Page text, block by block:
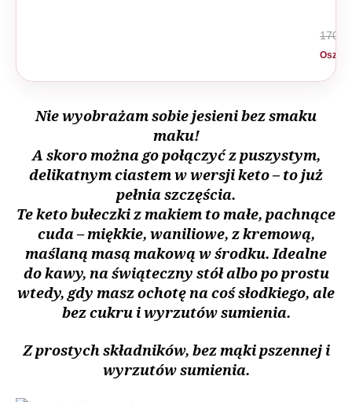
170 zł
Nie wyobrażam sobie jesieni bez smaku
maku!
A skoro można go połączyć z puszystym,
delikatnym ciastem w wersji keto – to już
pełnia szczęścia.
Te keto bułeczki z makiem to małe, pachnące
cuda – miękkie, waniliowe, z kremową,
maślaną masą makową w środku. Idealne
do kawy, na świąteczny stół albo po prostu
wtedy, gdy masz ochotę na coś słodkiego, ale
bez cukru i wyrzutów sumienia.
Z prostych składników, bez mąki pszennej i
wyrzutów sumienia.